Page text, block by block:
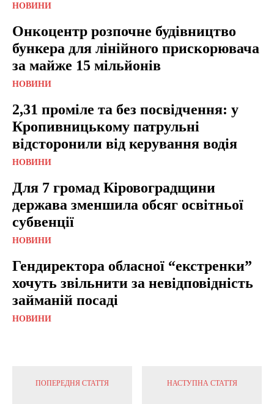
НОВИНИ
Онкоцентр розпочне будівництво
бункера для лінійного прискорювача
за майже 15 мільйонів
НОВИНИ
2,31 проміле та без посвідчення: у
Кропивницькому патрульні
відсторонили від керування водія
НОВИНИ
Для 7 громад Кіровоградщини
держава зменшила обсяг освітньої
субвенції
НОВИНИ
Гендиректора обласної “екстренки”
хочуть звільнити за невідповідність
займаній посаді
НОВИНИ
ПОПЕРЕДНЯ СТАТТЯ НАСТУПНА СТАТТЯ